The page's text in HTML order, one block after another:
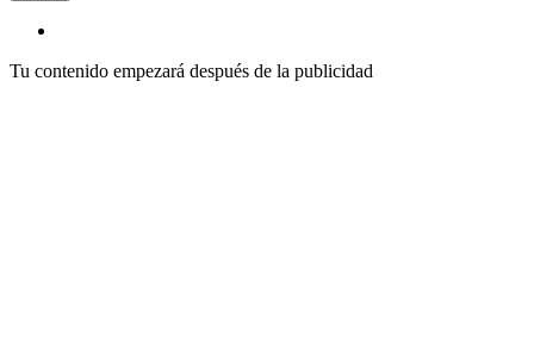
Tu contenido empezará después de la publicidad